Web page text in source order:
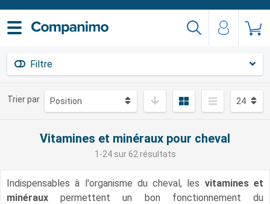
Filtre
Trier par
Vitamines et minéraux pour cheval
1-24 sur 62 résultats
Indispensables à l'organisme du cheval, les vitamines et
minéraux permettent un bon fonctionnement du